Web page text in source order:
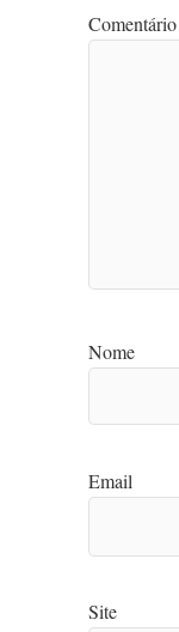
Comentário
Nome
Email
Site